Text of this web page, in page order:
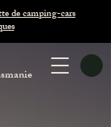
de camping-cars